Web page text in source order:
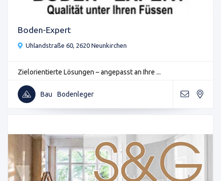
Boden-Expert
Uhlandstraße 60, 2620 Neunkirchen
Zielorientierte Lösungen – angepasst an Ihre ...
Bau Bodenleger